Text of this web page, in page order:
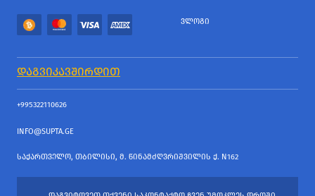
ᲕᲚᲝᲒᲘ
ᲓᲐᲒᲕᲘᲙᲐᲕᲨᲘᲠᲓᲘᲗ
+995322110626
INFO@SUPTA.GE
ᲡᲐᲥᲐᲠᲗᲕᲔᲚᲝ, ᲗᲑᲘᲚᲘᲡᲘ, Მ. ᲬᲘᲜᲐᲛᲫᲦᲕᲠᲘᲨᲕᲘᲚᲘᲡ Ქ. N162